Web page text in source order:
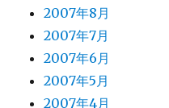
2007年8月
2007年7月
2007年6月
2007年5月
2007年4月